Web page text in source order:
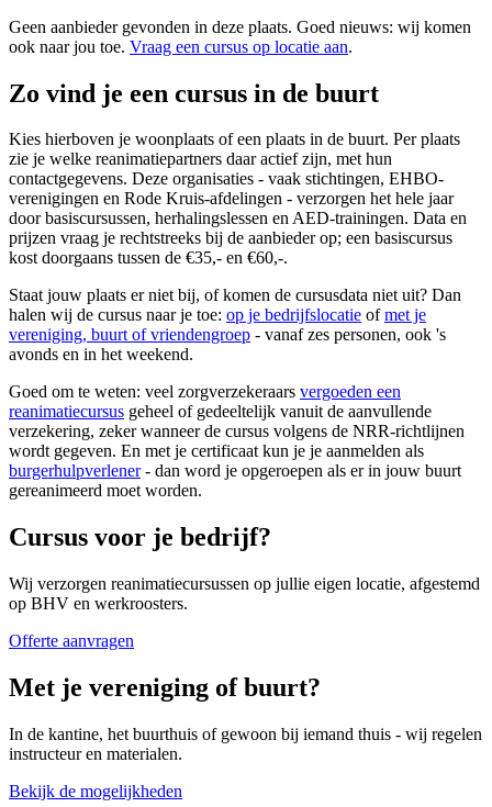
Geen aanbieder gevonden in deze plaats. Goed nieuws: wij komen
ook naar jou toe. Vraag een cursus op locatie aan.
Zo vind je een cursus in de buurt
Kies hierboven je woonplaats of een plaats in de buurt. Per plaats
zie je welke reanimatiepartners daar actief zijn, met hun
contactgegevens. Deze organisaties - vaak stichtingen, EHBO-
verenigingen en Rode Kruis-afdelingen - verzorgen het hele jaar
door basiscursussen, herhalingslessen en AED-trainingen. Data en
prijzen vraag je rechtstreeks bij de aanbieder op; een basiscursus
kost doorgaans tussen de €35,- en €60,-.
Staat jouw plaats er niet bij, of komen de cursusdata niet uit? Dan
halen wij de cursus naar je toe: op je bedrijfslocatie ofmet je
vereniging, buurt of vriendengroep - vanaf zes personen, ook 's
avonds en in het weekend.
Goed om te weten: veel zorgverzekeraars vergoeden een
reanimatiecursus geheel of gedeeltelijk vanuit de aanvullende
verzekering, zeker wanneer de cursus volgens de NRR-richtlijnen
wordt gegeven. En met je certificaat kun je je aanmelden als
burgerhulpverlener- dan word je opgeroepen als er in jouw buurt
gereanimeerd moet worden.
Cursus voor je bedrijf?
Wij verzorgen reanimatiecursussen op jullie eigen locatie, afgestemd
op BHV en werkroosters.
Offerte aanvragen
Met je vereniging of buurt?
In de kantine, het buurthuis of gewoon bij iemand thuis - wij regelen
instructeur en materialen.
Bekijk de mogelijkheden